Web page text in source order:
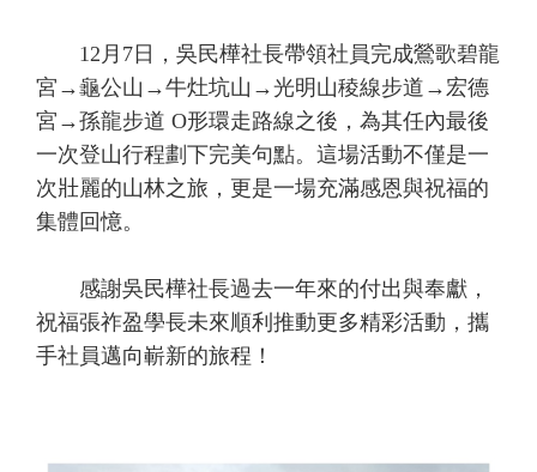
12月7日，吳民樺社長帶領社員完成鶯歌碧龍
宮→龜公山→牛灶坑山→光明山稜線步道→宏德
宮→孫龍步道 O形環走路線之後，為其任內最後
一次登山行程劃下完美句點。這場活動不僅是一
次壯麗的山林之旅，更是一場充滿感恩與祝福的
集體回憶。
感謝吳民樺社長過去一年來的付出與奉獻，
祝福張祚盈學長未來順利推動更多精彩活動，攜
手社員邁向嶄新的旅程！